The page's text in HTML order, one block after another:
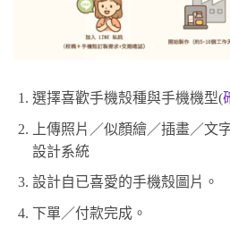
選擇喜歡手機殼種與手機機型(
上傳照片／似顏繪／插畫／文
設計系統
設計自已喜愛的手機殼圖片。
下單／付款完成。